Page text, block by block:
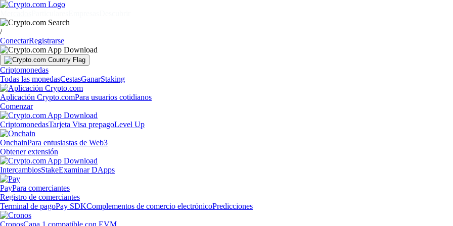
/
ConectarRegistrarse
Criptomonedas
Todas las monedasCestasGanarStaking
Aplicación Crypto.comPara usuarios cotidianos
Comenzar
CriptomonedasTarjeta Visa prepagoLevel Up
OnchainPara entusiastas de Web3
Obtener extensión
IntercambiosStakeExaminar DApps
PayPara comerciantes
Registro de comerciantes
Terminal de pagoPay SDKComplementos de comercio electrónicoPredicciones
CronosCapa 1 compatible con EVM